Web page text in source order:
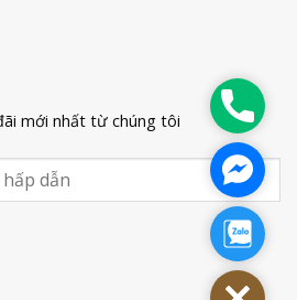
mới nhất từ chúng tôi
0849
541
886
Nhắn
tin
Nhắn
tin
zalo
Close